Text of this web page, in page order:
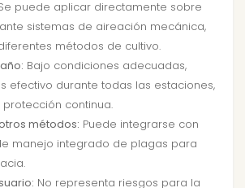
puede aplicar directamente sobre
sistemas de aireación mecánica,
métodos de cultivo.
Bajo condiciones adecuadas,
efectivo durante todas las estaciones,
continua.
métodos: Puede integrarse con
manejo integrado de plagas para
No representa riesgos para la